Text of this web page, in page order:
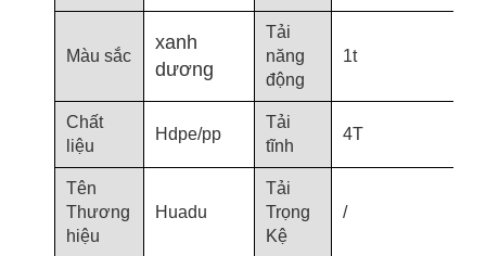
Màu sắc
xanh
dương
Tải
năng
động
1t
Chất
liệu
Hdpe/pp
Tải
tĩnh
4T
Tên
Thương
hiệu
Huadu
Tải
Trọng
Kệ
/